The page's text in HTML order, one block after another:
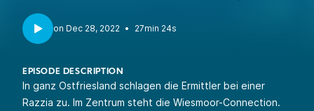
• 27min 24s
EPISODE DESCRIPTION
In ganz Ostfriesland schlagen die Ermittler bei einer
Razzia zu. Im Zentrum steht die Wiesmoor-Connection.